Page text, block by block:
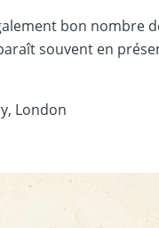
bon nombre
souvent en
London